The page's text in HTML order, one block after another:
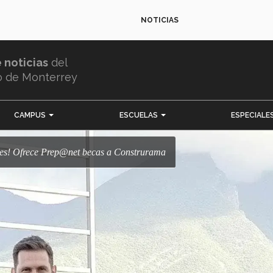
NOTICIAS
noticias del
de Monterrey
CAMPUS ESCUELAS
Ofrece Prep@net becas a Construrama